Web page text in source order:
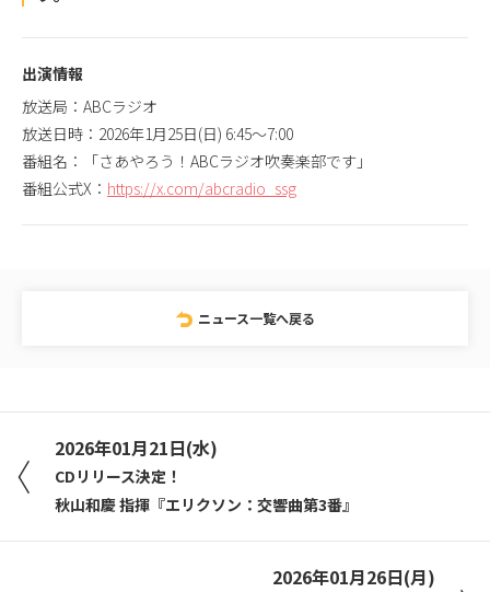
出演情報
放送局：ABCラジオ
放送日時：2026年1月25日(日) 6:45〜7:00
番組名：「さあやろう！ABCラジオ吹奏楽部です」
番組公式X： https://x.com/abcradio_ssg
ニュース一覧へ戻る
2026年01月21日(水)
CDリリース決定！
秋山和慶 指揮『エリクソン：交響曲第3番』
2026年01月26日(月)